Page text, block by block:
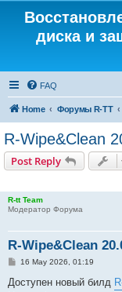
диска и
FAQ
Home Форумы R-TT
R-Wipe&Clean
Post Reply
R-tt Team
Модератор Форума
R-Wipe&Clean
P
s
16 May 2026, 01:19
Доступен новый билд